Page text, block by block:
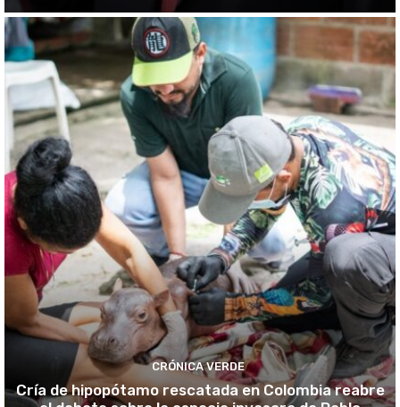
CRÓNICA VERDE
Cría de hipopótamo rescatada en Colombia reabre